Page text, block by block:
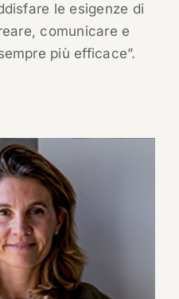
le esigenze di
comunicare e
più efficace”.